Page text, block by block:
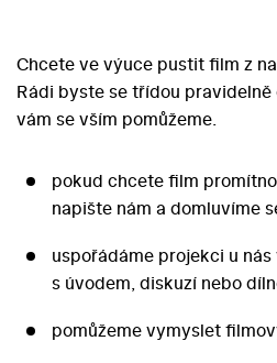
Chcete ve výuce pustit film z
Rádi byste se třídou pravidelně
vám se vším pomůžeme.
pokud chcete film
napište nám a domluvíme
uspořádáme projekci u
s úvodem, diskuzí nebo
pomůžeme vymyslet